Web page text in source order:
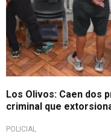
Los Olivos: Caen dos
criminal que
POLICIAL